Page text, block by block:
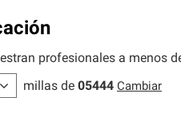
profesionales a menos
millas de 05444 Cambiar